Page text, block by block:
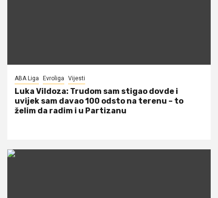
ABA Liga Evroliga Vijesti
Luka Vildoza: Trudom sam stigao dovde i
uvijek sam davao 100 odsto na terenu – to
želim da radim i u Partizanu